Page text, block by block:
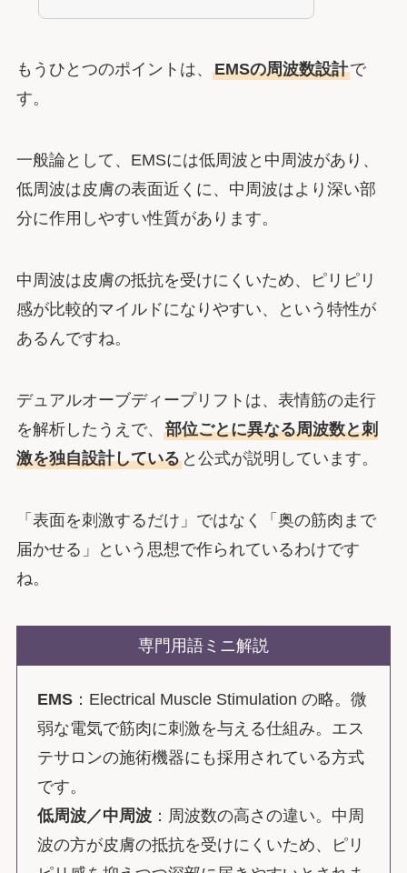
もうひとつのポイントは、 EMSの周波数設計で
す。
一般論として、EMSには低周波と中周波があり、
低周波は皮膚の表面近くに、中周波はより深い部
分に作用しやすい性質があります。
中周波は皮膚の抵抗を受けにくいため、ピリピリ
感が比較的マイルドになりやすい、という特性が
あるんですね。
デュアルオーブディープリフトは、表情筋の走行
を解析したうえで、 部位ごとに異なる周波数と刺
激を独自設計していると公式が説明しています。
「表面を刺激するだけ」ではなく「奥の筋肉まで
届かせる」という思想で作られているわけです
ね。
専門用語ミニ解説
EMS ：Electrical Muscle Stimulation の略。微
弱な電気で筋肉に刺激を与える仕組み。エス
テサロンの施術機器にも採用されている方式
です。
低周波／中周波 ：周波数の高さの違い。中周
波の方が皮膚の抵抗を受けにくいため、ピリ